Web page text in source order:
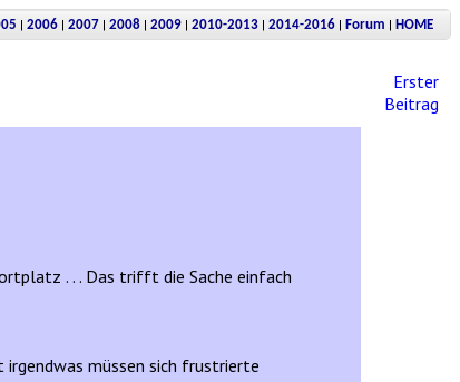
| 2006 | 2007 | 2008 | 2009 | 2010-2013 | 2014-2016 | Forum | HOME
Erster
Beitrag
. . . Das trifft die Sache einfach
irgendwas müssen sich frustrierte